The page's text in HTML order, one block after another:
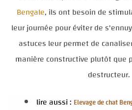
Bengale, ils ont besoin de
leur journée pour éviter de
astuces leur permet de
manière constructive plutôt que
destructeur.
lire aussi : Elevage de chat